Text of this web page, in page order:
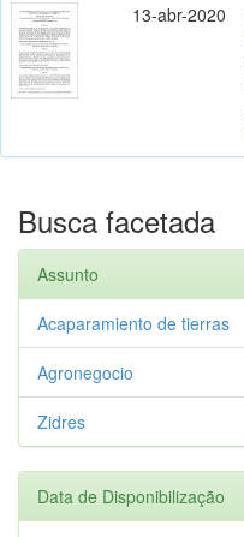
13-abr-2020
Busca facetada
Assunto
Acaparamiento de tierras
Agronegocio
Zidres
Data de Disponibilização